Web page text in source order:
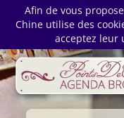
Afin de vous
Chine utilise des
acceptez leur